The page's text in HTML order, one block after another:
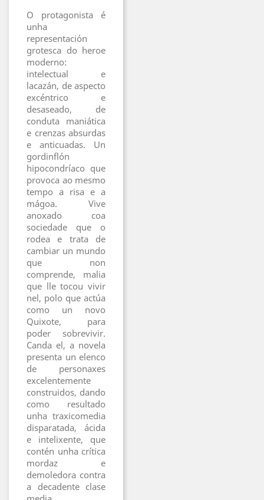
O protagonista é
unha
representación
grotesca do heroe
moderno:
intelectual e
lacazán, de aspecto
excéntrico e
desaseado, de
conduta maniática
e crenzas absurdas
e anticuadas. Un
gordinflón
hipocondríaco que
provoca ao mesmo
tempo a risa e a
mágoa. Vive
anoxado coa
sociedade que o
rodea e trata de
cambiar un mundo
que non
comprende, malia
que lle tocou vivir
nel, polo que actúa
como un novo
Quixote, para
poder sobrevivir.
Canda el, a novela
presenta un elenco
de personaxes
excelentemente
construidos, dando
como resultado
unha traxicomedia
disparatada, ácida
e intelixente, que
contén unha crítica
mordaz e
demoledora contra
a decadente clase